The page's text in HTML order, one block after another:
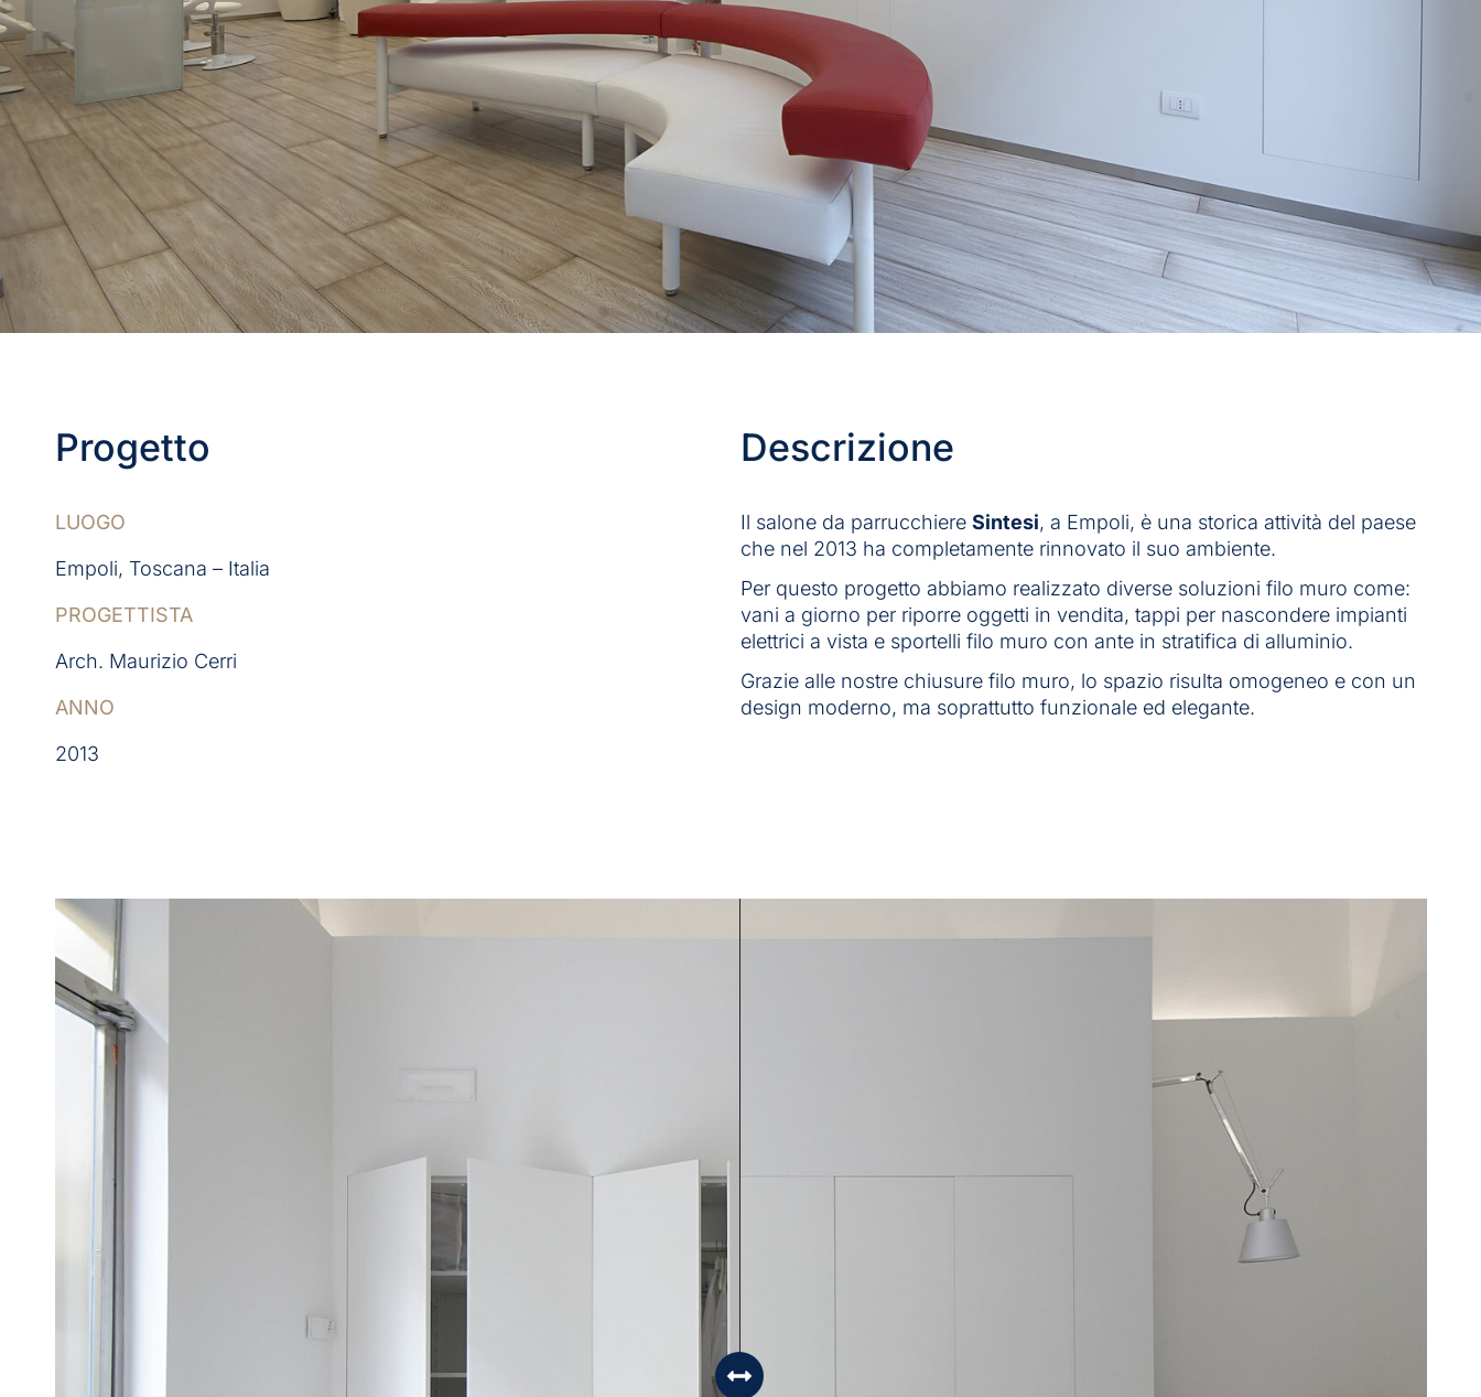
Progetto
LUOGO
Empoli, Toscana – Italia
PROGETTISTA
Arch. Maurizio Cerri
ANNO
2013
Descrizione
Il salone da parrucchiere Sintesi, a Empoli, è una storica attività del paese
che nel 2013 ha completamente rinnovato il suo ambiente.
Per questo progetto abbiamo realizzato diverse soluzioni filo muro come:
vani a giorno per riporre oggetti in vendita, tappi per nascondere impianti
elettrici a vista e sportelli filo muro con ante in stratifica di alluminio.
Grazie alle nostre chiusure filo muro, lo spazio risulta omogeneo e con un
design moderno, ma soprattutto funzionale ed elegante.